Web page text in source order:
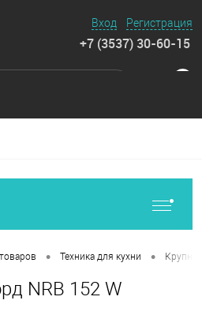
Вход Регистрация
+7 (3537) 30-60-15
• Техника для кухни •
NRB 152 W